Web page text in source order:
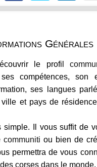
Générales
le profil
compétences, son
ses langues
et pays de
simple. Il vous suffit de
communiti ou bien de
permettra de vous
corses dans le monde.